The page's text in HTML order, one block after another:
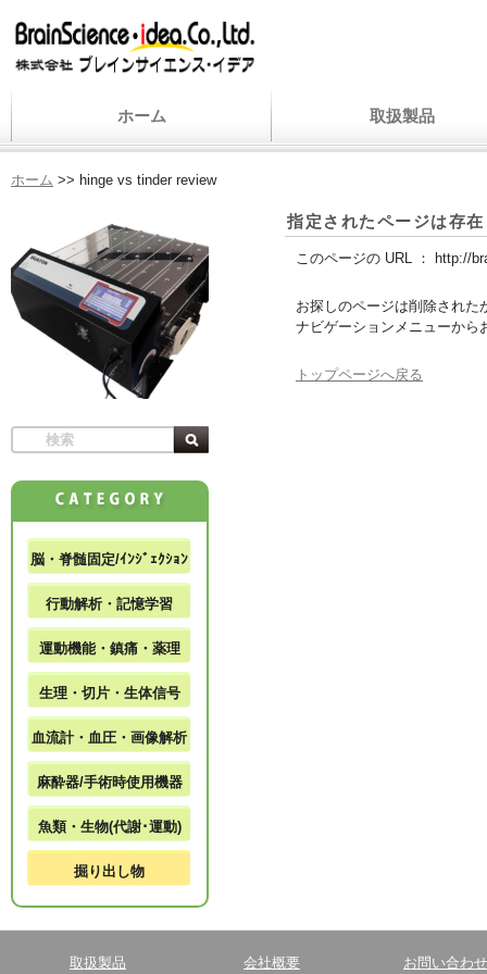
ホーム 取扱製品
ホーム >> hinge vs tinder review
指定されたページは存
このページの URL ： http://
お探しのページは削除された
ナビゲーションメニューから
トップページへ戻る
脳・脊髄固定/ｲﾝｼﾞｪｸｼｮﾝ
行動解析・記憶学習
運動機能・鎮痛・薬理
生理・切片・生体信号
血流計・血圧・画像解析
麻酔器/手術時使用機器
魚類・生物(代謝･運動)
掘り出し物
取扱製品 会社概要 お問い合わせ